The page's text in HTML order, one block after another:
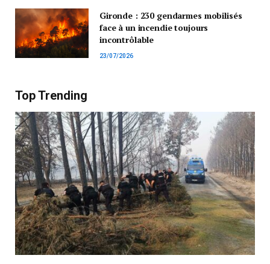
Gironde : 230 gendarmes mobilisés
face à un incendie toujours
incontrôlable
23/07/2026
Top Trending